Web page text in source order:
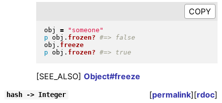
obj = " someone "
p obj . frozen?
obj . freeze
p obj . frozen?
[SEE_ALSO] Object#freeze
hash -> Integer [permalink][rdoc]